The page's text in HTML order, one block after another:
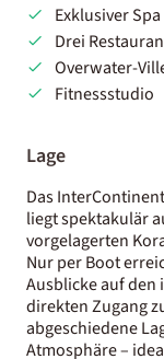
Exklusiver
Drei
Overwater-
Fitnessstudio
Lage
Das
liegt spektakulär
vorgelagerten
Nur per Boot
Ausblicke auf
direkten Zugang
abgeschiedene
Atmosphäre –